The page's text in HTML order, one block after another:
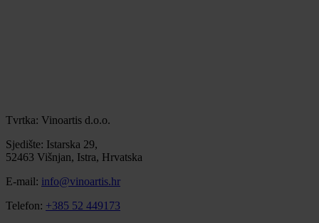
Tvrtka: Vinoartis d.o.o.
Sjedište: Istarska 29,
52463 Višnjan, Istra, Hrvatska
E-mail: info@vinoartis.hr
Telefon: +385 52 449173